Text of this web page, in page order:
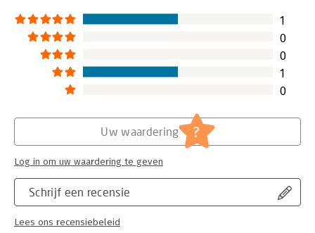
Hoofdrubriek:
Jongbloed:
Aansprakelijkheid - Aansprakelijkheid
Serie:
1
0
0
1
0
Schrijf een recensie
Lees ons recensiebeleid
Uw waardering ?
Log in om uw waardering te geven